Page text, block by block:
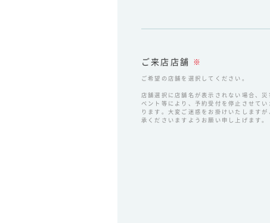
ご来店店舗 ※
ご希望の店舗を選択してください。
店舗選択に店舗名が表示されない場合、災
ベント等により、予約受付を停止させてい
ります。大変ご迷惑をお掛けいたしますが
承くださいますようお願い申し上げます。